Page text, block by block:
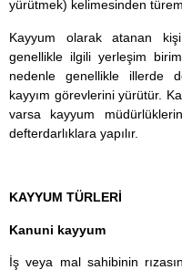
yürütmek) kelimesinden
Kayyum olarak atanan kişi
genellikle ilgili yerleşim
nedenle genellikle illerde
kayyım görevlerini yürütür.
varsa kayyum
defterdarlıklara yapılır.
KAYYUM TÜRLERİ
Kanuni kayyum
İş veya mal sahibinin